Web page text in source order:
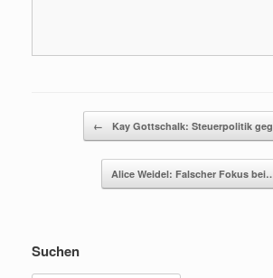
Beitragsnavigation
← Kay Gottschalk: Steuerpolitik
Alice Weidel: Falscher Fokus
Suchen